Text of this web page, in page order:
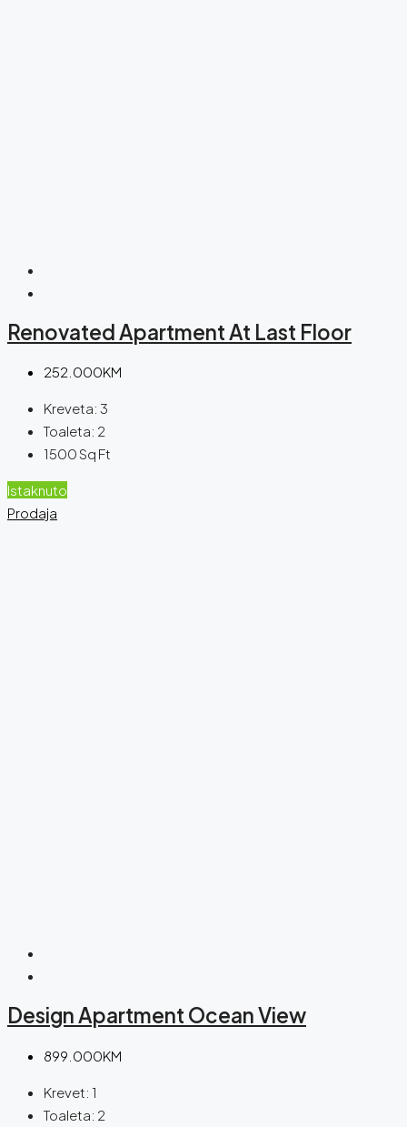
Renovated Apartment At Last Floor
252.000KM
Kreveta: 3
Toaleta: 2
1500Sq Ft
Istaknuto
Prodaja
Design Apartment Ocean View
899.000KM
Krevet: 1
Toaleta: 2